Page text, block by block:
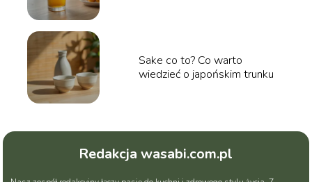
Sake co to? Co warto
wiedzieć o japońskim trunku
Redakcja wasabi.com.pl